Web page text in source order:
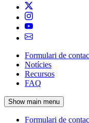
Navegació
principal
de
l'encapçalament
Formulari de
Notícies
Recursos
FAQ
Show main menu
Formulari de